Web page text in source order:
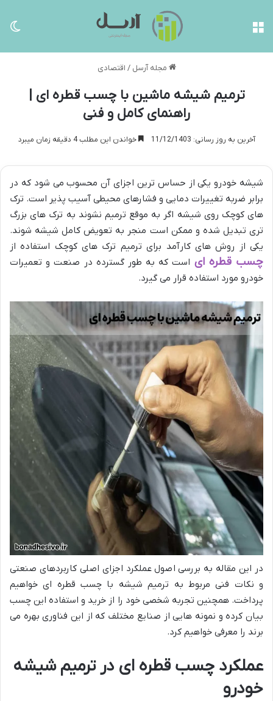
مجله آرسل / اقتصادی
ترمیم شیشه ماشین با چسب قطره ای |
راهنمای کامل و فنی
آخرین به روز رسانی: 11/12/1403 خواندن این مطلب 4 دقیقه زمان میبرد
شیشه خودرو یکی از حساس ترین اجزای آن محسوب می شود که در
برابر ضربه تغییرات دمایی و فشارهای محیطی آسیب پذیر است. ترک
های کوچک روی شیشه اگر به موقع ترمیم نشوند به ترک های بزرگ
تری تبدیل شده و ممکن است منجر به تعویض کامل شیشه شوند.
یکی از روش های کارآمد برای ترمیم ترک های کوچک استفاده از
چسب قطره ای است که به طور گسترده در صنعت و تعمیرات
خودرو مورد استفاده قرار می گیرد.
در این مقاله به بررسی اصول عملکرد اجزای اصلی کاربردهای صنعتی
و نکات فنی مربوط به ترمیم شیشه با چسب قطره ای خواهیم
پرداخت. همچنین تجربه شخصی خود را از خرید و استفاده این چسب
بیان کرده و نمونه هایی از صنایع مختلف که از این فناوری بهره می
برند را معرفی خواهیم کرد.
عملکرد چسب قطره ای در ترمیم شیشه
خودرو